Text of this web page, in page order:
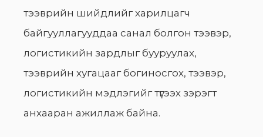
тээврийн шийдлийг харилцагч
байгууллагууддаа санал болгон тээвэр,
логистикийн зардлыг бууруулах,
тээврийн хугацааг богиносгох, тээвэр,
логистикийн мэдлэгийг түгээх зэрэгт
анхааран ажиллаж байна.